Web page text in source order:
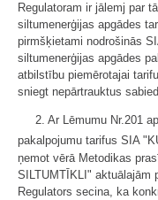
Regulatoram ir jālemj par
siltumenerģijas apgādes
pirmšķietami nodrošinās
siltumenerģijas apgādes
atbilstību piemērotajai
sniegt nepārtrauktus
2. Ar Lēmumu Nr.201
pakalpojumu tarifus SIA
ņemot vērā Metodikas
SILTUMTĪKLI" aktuālajām
Regulators secina, ka